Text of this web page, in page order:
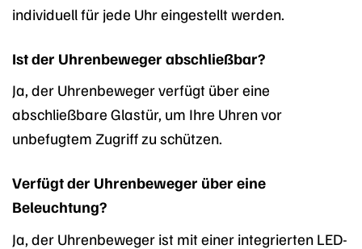
individuell für jede Uhr eingestellt werden.
Ist der Uhrenbeweger abschließbar?
Ja, der Uhrenbeweger verfügt über eine
abschließbare Glastür, um Ihre Uhren vor
unbefugtem Zugriff zu schützen.
Verfügt der Uhrenbeweger über eine
Beleuchtung?
Ja, der Uhrenbeweger ist mit einer integrierten LED-